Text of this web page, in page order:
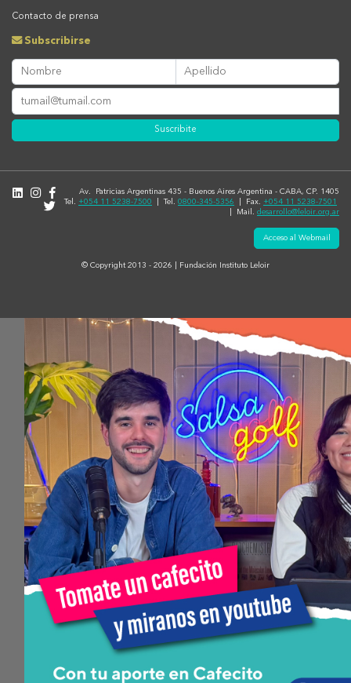
Contacto de prensa
Subscribirse
Suscribite
Av. Patricias Argentinas 435 - Buenos Aires Argentina - CABA, CP. 1405
Tel. +054 11 5238-7500 | Tel. 0800-345-5356 | Fax. +054 11 5238-7501
| Mail. desarrollo@leloir.org.ar
Acceso al Webmail
© Copyright 2013 - 2026 | Fundación Instituto Leloir